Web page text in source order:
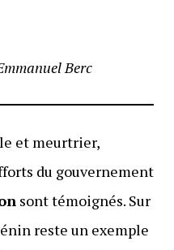
Berc
et meurtrier,
du gouvernement
sont témoignés. Sur
reste un exemple